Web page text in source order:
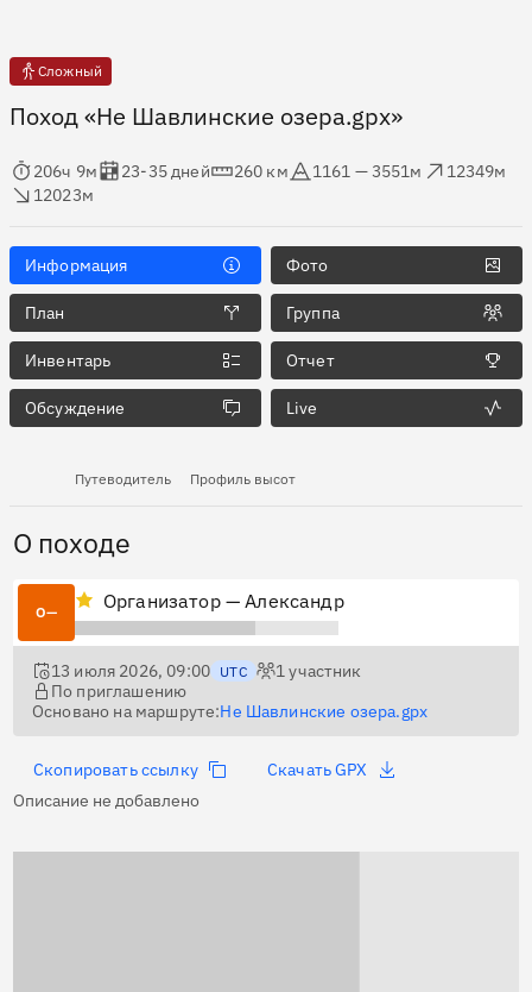
Сложный
Поход «Не Шавлинские озера.gpx»
в пути
206ч 9м
Оценка в днях
23-35 дней
Дистанция
260 км
Абсолютная высота
1161 — 3551м
Набор высоты
12349м
12023м
Информация Фото
План Группа
Инвентарь Отчет
Обсуждение Live
Путеводитель Профиль высот
О походе
О— Организатор — Александр
13 июля 2026, 09:00 UTC 1участник
По приглашению
Основано на маршруте:Не Шавлинские озера.gpx
Скопировать ссылку
Скачать GPX
Описание не добавлено